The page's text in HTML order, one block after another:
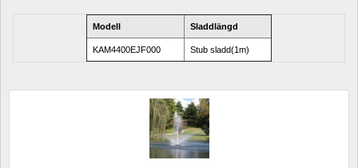
Modell Sladdlängd
KAM4400EJF000 Stub sladd(1m)